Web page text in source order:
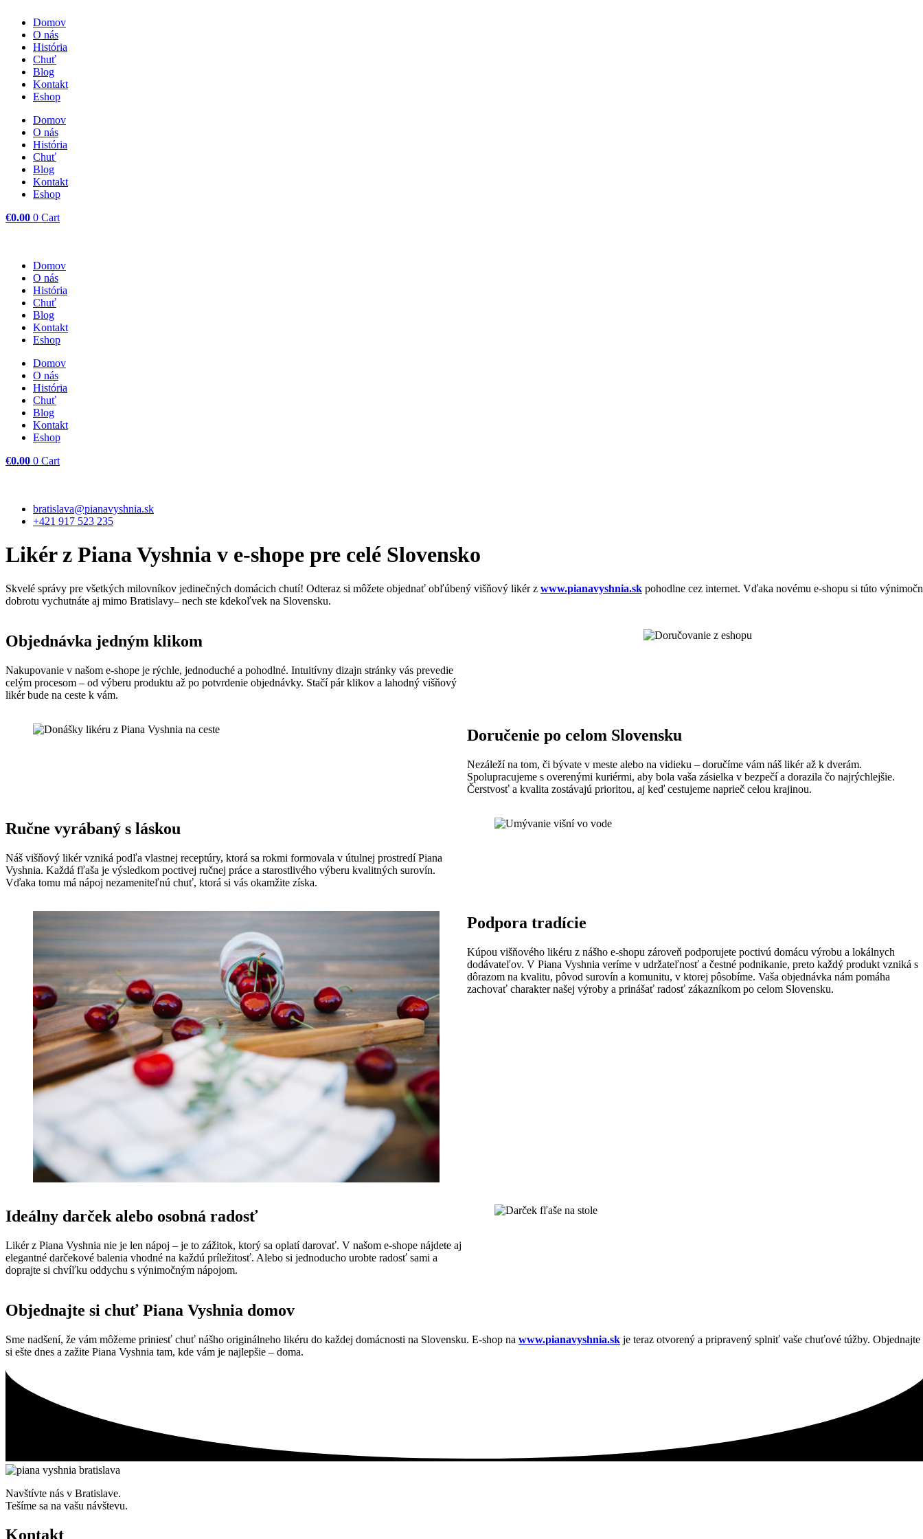
obsah
Domov
O nás
História
Chuť
Blog
Kontakt
Eshop
Domov
O nás
História
Chuť
Blog
Kontakt
Eshop
€0.00 0 Cart
Domov
O nás
História
Chuť
Blog
Kontakt
Eshop
Domov
O nás
História
Chuť
Blog
Kontakt
Eshop
€0.00 0 Cart
bratislava@pianavyshnia.sk
+421 917 523 235
Likér z Piana Vyshnia v e-shope pre celé Slovensko
Skvelé správy pre všetkých milovníkov jedinečných domácich chutí! Odteraz si môžete objednať obľúbený višňový likér z www.pianavyshnia.sk pohodlne cez internet. Vďaka novému e-shopu si túto
dobrotu vychutnáte aj mimo Bratislavy– nech ste kdekoľvek na Slovensku.
Objednávka jedným klikom
Nakupovanie v našom e-shope je rýchle, jednoduché a pohodlné. Intuitívny dizajn stránky vás prevedie
celým procesom – od výberu produktu až po potvrdenie objednávky. Stačí pár klikov a lahodný višňový
likér bude na ceste k vám.
Doručenie po celom Slovensku
Nezáleží na tom, či bývate v meste alebo na vidieku – doručíme vám náš likér až k dverám.
Spolupracujeme s overenými kuriérmi, aby bola vaša zásielka v bezpečí a dorazila čo najrýchlejšie.
Čerstvosť a kvalita zostávajú prioritou, aj keď cestujeme naprieč celou krajinou.
Ručne vyrábaný s láskou
Náš višňový likér vzniká podľa vlastnej receptúry, ktorá sa rokmi formovala v útulnej prostredí Piana
Vyshnia. Každá fľaša je výsledkom poctivej ručnej práce a starostlivého výberu kvalitných surovín.
Vďaka tomu má nápoj nezameniteľnú chuť, ktorá si vás okamžite získa.
Podpora tradície
Kúpou višňového likéru z nášho e-shopu zároveň podporujete poctivú domácu výrobu a lokálnych
dodávateľov. V Piana Vyshnia veríme v udržateľnosť a čestné podnikanie, preto každý produkt vzniká s
dôrazom na kvalitu, pôvod surovín a komunitu, v ktorej pôsobíme. Vaša objednávka nám pomáha
zachovať charakter našej výroby a prinášať radosť zákazníkom po celom Slovensku.
Ideálny darček alebo osobná radosť
Likér z Piana Vyshnia nie je len nápoj – je to zážitok, ktorý sa oplatí darovať. V našom e-shope nájdete aj
elegantné darčekové balenia vhodné na každú príležitosť. Alebo si jednoducho urobte radosť sami a
doprajte si chvíľku oddychu s výnimočným nápojom.
Objednajte si chuť Piana Vyshnia domov
Sme nadšení, že vám môžeme priniesť chuť nášho originálneho likéru do každej domácnosti na Slovensku. E-shop na www.pianavyshnia.sk je teraz otvorený a pripravený splniť vaše chuťové túžby. Objednajte
si ešte dnes a zažite Piana Vyshnia tam, kde vám je najlepšie – doma.
Navštívte nás v Bratislave.
Tešíme sa na vašu návštevu.
Kontakt